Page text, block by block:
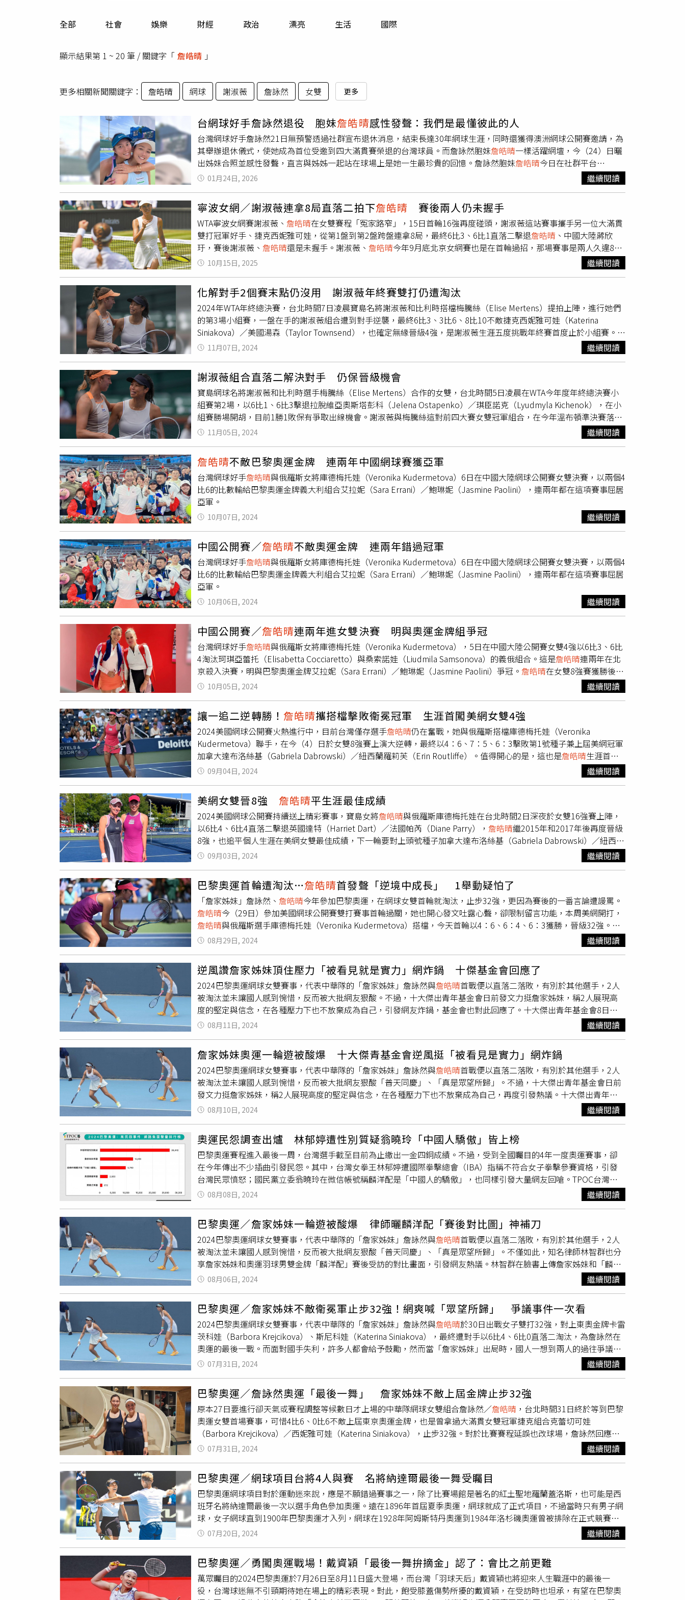
運勢
全部 社會 娛樂 財經 政治 漂亮 生活 國際
顯示結果第 1 ~ 20 筆 / 關鍵字「 詹皓晴 」
更多相關新聞關鍵字： 詹皓晴 網球 謝淑薇 詹詠然 女雙 更多
台網球好手詹詠然退役 胞妹詹皓晴感性發聲：我們是最懂彼此的人
台灣網球好手詹詠然21日無預警透過社群宣布退休消息，結束長達30年網球生涯，同時還獲得澳洲網球公開賽邀請，為
其舉辦退休儀式，使她成為首位受邀到四大滿貫賽榮退的台灣球員。而詹詠然胞妹詹皓晴一樣活躍網壇，今（24）日曬
出姊妹合照並感性發聲，直言與姊姊一起站在球場上是她一生最珍貴的回憶。詹詠然胞妹詹皓晴今日在社群平台
Instagram上傳與姊姊的多張合照，向即將退休的姊姊感性發聲，她在貼文中回顧兩人長達20年的並肩作戰時光，形容
也坦言，能與姊姊一同站上球場、征戰國際賽事，是她
一生中最珍貴的回憶，字裡行間流露出滿滿的不捨與感謝。面對姊妹選擇告別職業賽場，
她表示，退休並不是結束，而是人生另一個美好階段的開始，無論未來身在何處，都衷心祝福對方健康、快樂。貼文曝
光後，底下吸引不少網友與球迷留言致意，感謝這對姊妹檔多年來為台灣網壇寫下無數精彩篇章，也祝福她們在人生不
同階段，各自走出屬於自己的嶄新道路。回顧詹詠然網球生涯，她從6歲開始接觸網球，14歲就在澳網青少女組奪下雙
打冠軍，15歲又拿下澳網青少女單打冠軍。而詹詠然在2010年亞運獨拿2金1銀，成為民眾讚譽有加的台灣之光；之後詹
詠然在職業網壇也屢創佳績，特別是在2017年與辛吉絲（Martina Hingis）搭檔拿下美網冠軍，一度登上世界女雙球
貼文 從 Instagram 分享的貼文
01月24日, 2026 繼續閱讀
寧波女網／謝淑薇連拿8局直落二拍下詹皓晴 賽後兩人仍未握手
WTA寧波女網賽謝淑薇、 詹皓晴在女雙賽程「冤家路窄」，15日首輪16強再度碰頭，謝淑薇這站賽事攜手另一位大滿貫
雙打冠軍好手、捷克西妮雅可娃，從第1盤到第2盤跨盤連拿8局，最終6比3、6比1直落二擊退詹皓晴 、中國大陸蔣欣
玗，賽後謝淑薇、 詹皓晴還是未握手。謝淑薇、 詹皓晴今年9月底北京女網賽也是在首輪過招，那場賽事是兩人久違857
天再度於WTA巡迴賽交手，當時謝淑薇和拉脫維亞搭檔奧斯塔彭科以5比7、6比4、11比9險勝，賽後選手網前致意時謝
，也引起球迷討論，上周武漢女網賽兩人籤表又在同一邊，本來可能會在4強碰頭，不過謝
淑薇組合賽前退賽，
與隊友蔣欣玗止步8強。不過網球之神似乎要讓之前兩年多沒對壘過的謝淑薇、
復性對抗」，寧波站兩人又是雙打首輪就對上，謝淑薇和目前女雙世界第1西妮雅可娃都是四大賽雙打冠軍，儘管首度
合作還是發揮不錯，首盤先遭破發，在局數1比3落後下連搶5局而搶下盤數；第2盤開局謝淑薇連下3局延續氣勢，詹皓
晴組合雖要回1局，最後還是又連掉3局落敗。謝淑薇一個月內兩度擊敗詹皓晴，這次比賽結束當下西妮雅可娃先走上網
前和對手握手，謝淑薇則是把比賽用球打到觀眾席送給球迷，再去和對手致意，這次謝、詹仍未握手。謝淑薇、西妮雅
可娃將與大陸地主組合王欣瑜、鄭賽賽爭奪4強，謝淑薇曾和王欣瑜攜手在2023年法網女雙奪冠，這次化友為敵互相較
10月15日, 2025 繼續閱讀
化解對手2個賽末點仍沒用 謝淑薇年終賽雙打仍遭淘汰
2024年WTA年終總決賽，台北時間7日凌晨寶島名將謝淑薇和比利時搭檔梅騰絲（Elise Mertens）提拍上陣，進行她們
的第3場小組賽，一盤在手的謝淑薇組合遭到對手逆襲，最終6比3、3比6、8比10不敵捷克西妮雅可娃（Katerina
Siniakova）／美國湯森（Taylor Townsend），也確定無緣晉級4強，是謝淑薇生涯五度挑戰年終賽首度止於小組賽。首
盤謝淑薇組合在第8局破發，也是這一盤雙方唯一破發，並在第9局發球局克服2個破發點危機、成功保發並收下盤術；
不過西妮雅可娃／湯森今年溫布頓女雙4強曾擊敗過「謝梅配」，最後也帶走冠軍，實力自然不弱，第2盤中段連破「謝
分取得8比2領先優勢，但謝淑薇組合也韌性十足地連追4分縮小差距，西妮雅可娃／湯森率先9比6出現賽末點，謝淑薇
組合奮力化解2個賽末點，最終仍無奈落敗，最後謝淑薇組合分組戰績1勝2敗遭到淘汰，西妮雅可娃／湯森以3戰全勝、
分組第1之姿晉級4強，同組另一個晉級的組合，是分組戰績2勝1敗的美國瑪汀妮茲（Nicole Melichar-Martinez）／澳洲
裴芮茲（Ellen Perez）。WTA年終總決賽單、雙打僅各有8強獲得參賽資格，今年台灣選手謝淑薇、詹皓晴都以雙打前
進沙烏地阿拉伯首都利雅德，兩人小組賽也不同組，
和俄羅斯選手庫德梅托娃（Veronika Kudermetova）搭檔，
兩人小組賽前兩場1勝1敗，預計台北時間8日凌晨登場的第3場小組賽，要和目前也是1勝1敗的義大利組合艾拉妮（Sara
Errani）／鮑琳妮（Jasmine Paolini）爭奪出線機會。
11月07日, 2024 繼續閱讀
謝淑薇組合直落二解決對手 仍保晉級機會
寶島網球名將謝淑薇和比利時選手梅騰絲（Elise Mertens）合作的女雙，台北時間5日凌晨在WTA今年度年終總決賽小
組賽第2場，以6比1、6比3擊退拉脫維亞奧斯塔彭科（Jelena Ostapenko）／琪臣諾克（Lyudmyla Kichenok），在小
組賽勝場開胡，目前1勝1敗保有爭取出線機會。謝淑薇與梅騰絲這對前四大賽女雙冠軍組合，在今年溫布頓準決賽落敗
後，接著在辛辛那提大師賽跟美國網球公開賽都是一戰出局，來到年終總決賽，小組賽首場也遭逆轉，謝淑薇更是自從
巴黎奧運和同胞曹家宜止步8強賽，與梅騰絲等不同隊友搭配女雙，連續4站賽事首場就無奈淘汰，今天年終賽小組賽奪
勝，謝淑薇也走出女雙6連敗低潮。今年WTA年終總決賽總獎金1525萬美元，在沙烏地阿拉伯首都利雅德舉辦，謝淑薇
／梅騰絲目前小組賽完成2場、勝負各一，接下來要對抗目前小組賽2連勝暫居第1的捷克西妮雅可娃（Kateřina
Siniaková）／美國湯森（Taylor Townsend），必須全力爭取勝利。另一位寶島雙打女將詹皓晴，與俄羅斯庫德梅托娃
（Veronika Kudermetova）也取得年終賽參賽資格，兩人小組賽與謝淑薇組合不同組，首場賽事直落二飲恨，期待第2
場能扳回一城。
11月05日, 2024 繼續閱讀
詹皓晴不敵巴黎奧運金牌 連兩年中國網球賽獲亞軍
台灣網球好手詹皓晴與俄羅斯女將庫德梅托娃（Veronika Kudermetova）6日在中國大陸網球公開賽女雙決賽，以兩個4
比6的比數輸給巴黎奧運金牌義大利組合艾拉妮（Sara Errani）／鮑琳妮（Jasmine Paolini），連兩年都在這項賽事屈居
亞軍。
10月07日, 2024 繼續閱讀
中國公開賽／詹皓晴不敵奧運金牌 連兩年錯過冠軍
台灣網球好手詹皓晴與俄羅斯女將庫德梅托娃（Veronika Kudermetova）6日在中國大陸網球公開賽女雙決賽，以兩個4
比6的比數輸給巴黎奧運金牌義大利組合艾拉妮（Sara Errani）／鮑琳妮（Jasmine Paolini），連兩年都在這項賽事屈居
亞軍。
10月06日, 2024 繼續閱讀
中國公開賽／詹皓晴連兩年進女雙決賽 明與奧運金牌組爭冠
台灣網球好手詹皓晴與俄羅斯女將庫德梅托娃（Veronika Kudermetova），5日在中國大陸公開賽女雙4強以6比3、6比
4淘汰珂琪亞蕾托（Elisabetta Cocciaretto）與桑索諾娃（Liudmila Samsonova）的義俄組合。這是詹皓晴連兩年在北
京殺入決賽，明與巴黎奧運金牌艾拉妮（Sara Errani）／鮑琳妮（Jasmine Paolini）爭冠。 詹皓晴在女雙8強賽獲勝後，
與現場觀眾開心合照。（圖／劉雪貞提供）中國公開賽是等級僅次於四大賽與年終賽的WTA 1000等級巡迴賽，詹皓晴去
改與美網搭檔庫德梅托娃出征北京，
WTA 1000賽事的冠軍戰，將於周日下午4時半尋求3度殺入中國賽決賽的首座冠軍，對手義大利組合今天歷經超級搶10
才淘汰美國對手。
10月05日, 2024 繼續閱讀
讓一追二逆轉勝！ 詹皓晴攜搭檔擊敗衛冕冠軍 生涯首闖美網女雙4強
2024美國網球公開賽火熱進行中，目前台灣僅存選手詹皓晴仍在奮戰，她與俄羅斯搭檔庫德梅托娃（Veronika
Kudermetova）聯手，在今（4）日於女雙8強賽上演大逆轉，最終以4：6、7：5、6：3擊敗第1號種子兼上屆美網冠軍
加拿大達布洛絲基（Gabriela Dabrowski）／紐西蘭羅莉芙（Erin Routliffe）。值得開心的是，這也是詹皓晴生涯首度
闖進美網雙打4強。現年30歲的
，曾在2015年及2017年美網兩度打進女雙8強，生涯大滿貫女雙最佳成績則是在
2017年的溫網，她成功打進冠軍戰拿下亞軍。而今年她再次出戰美網，與庫德梅托娃在美網名列大會第10種子。女雙8
和庫德梅托娃對上衛冕冠軍、頭號種子的達布洛絲基及羅莉芙組合。首盤她們以4：6落後，次盤激戰至
第12局，好在2人即時回穩成功破發，以7：5扳回一城。決勝第3盤，
不利局面，經過幾次來回，雙方更歷經3次「丟士」後，2人成功拿下勝利，以6：3逆轉勝利，全程耗時2小時23分鐘，
拿下美網女雙4強門票。對此，詹皓晴賽後坦言，「我們不斷告訴彼此不要放棄，專注在每顆球上，我們在等待屬於我
們的機會」。據了解，詹皓晴與庫德梅托娃晉級後，將在4強戰對上大會第7種子烏克蘭琪切諾克（Lyudmyla
Kichenok）／拉脫維亞歐絲塔潘珂（Jelena Ostapenko），其中歐絲塔潘珂過去曾是法網女單冠軍。
09月04日, 2024 繼續閱讀
美網女雙晉8強 詹皓晴平生涯最佳成績
2024美國網球公開賽持續送上精彩賽事，寶島女將詹皓晴與俄羅斯庫德梅托娃在台北時間2日深夜於女雙16強賽上陣，
以6比4、6比4直落二擊退英國達特（Harriet Dart）／法國帕芮（Diane Parry）， 詹皓晴繼2015年和2017年後再度晉級
8強，也追平個人生涯在美網女雙最佳成績，下一輪要對上頭號種子加拿大達布洛絲基（Gabriela Dabrowski）／紐西蘭
蘿特菲（Erin Routliffe）。第1盤
組合破了對手兩個發球局而在局數上取得5比2領先，在邁向拿下盤數的發球局
組合化解了對手8個破發點，但也錯過3個盤末
點，最後因為庫德梅托娃連續兩分都是網前回擊未過掉分，讓對手在這局第9個破發點終於完成這場比賽第1個破發，這
局兩邊打了17分31秒。第1盤第9局換英法組合發球，詹皓晴組合雖曾40比15再度成功保發再追回1局，第10局庫德梅托
娃（Veronika Kudermetova）發球，一口氣40比0再度出現盤末點，這次和詹皓晴好好把握，透過戰術搭配製造詹皓晴
網前扣殺得分，終於拿下這盤。第2盤一開始雙方互破發球局，接下來互保發球局，直到第9局，詹皓晴 組合在分數40比
15領先優勢下破發，第10局庫德梅托娃發球，順利在第1個賽末點就收下勝利。
09月03日, 2024 繼續閱讀
巴黎奧運首輪遭淘汰…詹皓晴首發聲「逆境中成長」 1舉動疑怕了
「詹家姊妹」詹詠然、 詹皓晴今年參加巴黎奧運，在網球女雙首輪就淘汰，止步32強，更因為賽後的一番言論遭謾罵。
詹皓晴今（29日）參加美國網球公開賽雙打賽事首輪過關，她也開心發文吐露心聲，卻限制留言功能，本周美網開打，
詹皓晴與俄羅斯選手庫德梅托娃（Veronika Kudermetova）搭檔，今天首輪以4：6、6：4、6：3獲勝，晉級32強。賽
後 詹皓晴在臉書發文，寫下：「逆境中成長，網球是我在很艱難的時候還在堅持努力做的事」，興奮宣布美網女雙晉級
32強，「謝謝始終相信我的球迷朋友們，你們是我存在的意義，也是我堅持下去的動力～下一場繼續一起吶喊吧」。詹
此底下沒有人留言，疑似是擔心再度遭到外界批評，才會出此下策。詹皓晴 禁止網友留言。（圖／翻攝自
Chan臉書）據了解，巴黎奧運賽前，詹詠然靠保護排名取得奧運資格，不過姊妹倆首輪就出局，以4：6、0：6遭直落二
淘汰，詹詠然更在賽後表示：「自己10個月沒有比賽，能夠打完比賽，然後甚至於可以給對方一些壓力，我覺得對我自
己來說已經是非常好的一個經驗了」。不料這番話引來大批網友砲轟，砲轟詹家姊妹根本是「奧運一輪遊」，「10個月
沒比賽，為什麼不給更努力，更有可能的選手一個機會？」
08月29日, 2024 繼續閱讀
逆風讚詹家姊妹頂住壓力「被看見就是實力」網炸鍋 十傑基金會回應了
2024巴黎奧運網球女雙賽事，代表中華隊的「詹家姊妹」詹詠然與詹皓晴首戰便以直落二落敗，有別於其他選手，2人
被淘汰並未讓國人感到惋惜，反而被大批網友狠酸。不過，十大傑出青年基金會日前發文力挺詹家姊妹，稱2人展現高
度的堅定與信念，在各種壓力下也不放棄成為自己，引發網友炸鍋，基金會也對此回應了。十大傑出青年基金會8日在
臉書發文，「即使因『女雙排名總和是否能入圍僅24席的奧運參賽資格』的考量而承受巨大壓力，詹詠然與 詹皓晴最後
堅定選擇聯手面對挑戰！能被看見就是實力，兩位在實現夢想的旅途上，總是展現高度的堅定與信念，在各種壓力下也
不放棄成為自己，祝福兩位未來能持續在球場上締造佳績！謝謝詹詠然十傑、
言「可以打到奧運又不中暑很困難的好嗎」、「實至名歸！畢竟詹醬油姐妹花，好歹也是給上屆金牌選手相當大的壓力
呢」、「我覺得她們可以入選十大代購青年或十大被討厭青年之類的」、「好不容易罵聲消停了，小編這樣一搞，她們
又要被罵一段時間了」、「雖然我們都知道他們詹家的資源人脈有多深，但每次都搞這種不演的戲來寵女兒，真的很難
看」。對此，基金會發出聲明回應，指該2位十傑當選人皆在該年度其領域有貢獻與傑出事蹟，並獲選為該屆「十大傑
出青年」之一，且已代表台灣參加2024奧運比賽項目，故此本會用發文的方式對2位代表國家登上國際賽場出賽一事表
以感謝之意。若因此則貼文對當事人與社會大眾觀感帶來負面影響及不諒解，本會深感遺憾。聲明提到，「十大傑出青
年」獎項，係由青商總會每年組成評選委員會評選得奬。十傑基金會的宗旨是希望滙聚歷屆十傑當選人的能量，進一步
貢獻社會，或許力有不逮，但是十傑基金會誠摯地去努力，也虚心接受社會各界的關心、鼓勵、批評。十傑基金會的本
意是期待台灣的選手們在2024巴黎奧運能創造佳績，並讓世界看見台灣的精神。
08月11日, 2024 繼續閱讀
詹家姊妹奧運一輪遊被酸爆 十大傑青基金會逆風挺「被看見是實力」網炸鍋
2024巴黎奧運網球女雙賽事，代表中華隊的「詹家姊妹」詹詠然與詹皓晴首戰便以直落二落敗，有別於其他選手，2人
被淘汰並未讓國人感到惋惜，反而被大批網友狠酸「普天同慶」、「真是眾望所歸」。不過，十大傑出青年基金會日前
發文力挺詹家姊妹，稱2人展現高度的堅定與信念，在各種壓力下也不放棄成為自己，再度引發熱議。十大傑出青年基
金會8日在臉書發文，「即使因『女雙排名總和是否能入圍僅24席的奧運參賽資格』的考量而承受巨大壓力，詹詠然與
最後堅定選擇聯手面對挑戰！能被看見就是實力，兩位在實現夢想的旅途上，總是展現高度的堅定與信念，在各
不少網友留言「可以打到奧運又不中暑很困難的好嗎」、「實至名歸！畢竟詹醬油姐妹花，好歹也是給上屆金牌選手相
當大的壓力呢」、「我覺得她們可以入選十大代購青年或十大被討厭青年之類的」、「好不容易罵聲消停了，小編這樣
一搞，她們又要被罵一段時間了」、「雖然我們都知道他們詹家的資源人脈有多深，但每次都搞這種不演的戲來寵女
兒，真的很難看」。回顧詹家姊妹的爭議事件，首先是2014年仁川亞運，當時排名較高的謝淑薇選擇詹詠然為雙打搭
檔，後者卻堅持與妹妹
搭配，網協也支持詹家姊妹組合，更放話若謝不打個人賽就會遭除名，連謝淑薇父親的教
練資格也會被換掉，最後謝淑薇同意和詹謹瑋搭檔打女雙，最終成績為謝淑薇詹謹瑋銀牌，詹家姐妹銅牌。2016年里約
奧運，當時中華隊有5名選手出戰，但只能帶2名教練，按照過去標準，教練應該優先派給「單打和雙打都入選」的選
手，然而網協卻決定派教練給個人排名較低，且只打雙打的詹家姊妹，甚至要謝淑薇吞下委屈「相忍為國」，讓謝氣得
退出奧運與中華網球代表隊，並放話永不接受國家徵召。最後則是2017年台北世大運，當年詹家姊妹報名網球女雙和混
雙，詹詠然的混雙搭檔是謝淑薇弟弟謝政鵬，結果詹家姊妹拿到世大運女雙金牌後，詹詠然竟藉口中暑放棄混雙比賽，
導致謝政鵬不戰而敗，事後被抓包早飛往美國備戰美網，最後拿到女雙冠軍，讓不少人難以接受，痛批「占著茅坑不拉
屎」。
08月10日, 2024 繼續閱讀
奧運民怨調查出爐 林郁婷遭性別質疑翁曉玲「中國人驕傲」皆上榜
巴黎奧運賽程進入最後一周，台灣選手截至目前為止繳出一金四銅成績。不過，受到全國矚目的4年一度奧運賽事，卻
在今年傳出不少插曲引發民怨。其中，台灣女拳王林郁婷遭國際拳擊總會（IBA）指稱不符合女子拳擊參賽資格，引發
台灣民眾憤怒；國民黨立委翁曉玲在微信帳號稱麟洋配是「中國人的驕傲」，也同樣引發大量網友回嗆。TPOC台灣議
題研究中心藉由QuickseeK快析輿情資料庫蒐集巴黎奧運期間的網路聲量，並彙整其中吸引負面聲量砲火的「高民怨事
件」。TPOC指出，台灣女拳王林郁婷遭國際拳擊總會（IBA）指稱不符合女子拳擊參賽資格，引發台灣民眾憤怒，相關
負面聲量超過2.3萬則，居負面聲量之冠，事發後體育署提出嚴正抗議，中華奧會也由律師發警告信函給國際拳總，宣稱
必要時將提告；另外代表中華隊出戰網球女雙的「詹家姊妹」詹詠然與詹皓晴首戰直落二落敗，被大批網友酸爆，負面
聲量超過1.2萬則排名第二。TPOC台灣議題研究中心藉由QuickseeK快析輿情資料庫蒐集巴黎奧運期間的網路聲量，並
彙整其中吸引負面聲量砲火的「高民怨事件」。（圖／翻攝TPOC）TPOC表示，除了上述2則攸關選手的重大新聞事件
外，國民黨立委翁曉玲在微信帳號稱麟洋配是「中國人的驕傲」，也同樣引發大量網友回嗆「舔共」、「中國人回中國
去」、「誰跟你是中國人，我是台灣人」等語，負面留言灌爆翁的臉書，讓翁曉玲短時間累積9.7千則負聲量，位居負面
聲量排行榜第三名。TPOC指出，奧運比賽轉播也引發不少民怨，有不少網友抱怨「看不到奧運比賽」，因為大部分賽
事轉播權集中於特定付費平台，導致一般民眾無法觀看奧運賽事，不少政治人物都有批評聲浪指出，教育部提供轉播補
助包含帕運共8000萬元，但公視與華視轉播賽事有限，賽事有一搭沒一搭，讓愛好體育、想從頭到尾幫「台灣之光」加
油的觀眾們無法盡情參與，截至調查期間結束為止，與奧運比賽轉播有關的負面聲量累積將近3千則。
08月08日, 2024 繼續閱讀
巴黎奧運／詹家姊妹一輪遊被酸爆 律師曬麟洋配「賽後對比圖」神補刀
2024巴黎奧運網球女雙賽事，代表中華隊的「詹家姊妹」詹詠然與詹皓晴首戰便以直落二落敗，有別於其他選手，2人
被淘汰並未讓國人感到惋惜，反而被大批網友狠酸「普天同慶」、「真是眾望所歸」。不僅如此，知名律師林智群也分
享詹家姊妹和奧運羽球男雙金牌「麟洋配」賽後受訪的對比畫面，引發網友熱議。林智群在臉書上傳詹家姊妹和「麟洋
配」賽後受訪的對比畫面，只見詹詠然與
在遭到淘汰後表示，「我們給對手相當大的一個壓力」；相較之下，李
洋與王齊麟即便拿下奧運金牌，受訪時仍謙虛地說「對手其實也給我們非常大的壓力」。林智群直言「聽起來好像拿金
牌的是上面這組？」強調說話的藝術很重要。對此，網友紛紛留言「失敗者不謙虛，成功者皆謙虛，人品真的決定成功
還是失敗」、「上面那組好像也說了自己十個月沒比賽是不是，所以來巴黎代購？」、「十個月沒比賽（右邊那位把自
己養的豐腴滋潤），上場就被打趴還能自我感覺良好說給對方相當大的壓力」、「膨風姐妹，比賽是自以為去給對方壓
力，沒打算要贏的？」回顧詹家姊妹的爭議事件，首先是2014年仁川亞運，當時排名較高的謝淑薇選擇詹詠然為雙打搭
檔，後者卻堅持與妹妹詹皓晴搭配，網協也支持詹家姊妹組合，更放話若謝不打個人賽就會遭除名，連謝淑薇父親的教
練資格也會被換掉，最後謝淑薇同意和詹謹瑋搭檔打女雙，最終成績為謝淑薇詹謹瑋銀牌，詹家姐妹銅牌。2016年里約
奧運，當時中華隊有5名選手出戰，但只能帶2名教練，按照過去標準，教練應該優先派給「單打和雙打都入選」的選
手，然而網協卻決定派教練給個人排名較低，且只打雙打的詹家姊妹，甚至要謝淑薇吞下委屈「相忍為國」，讓謝氣得
退出奧運與中華網球代表隊，並放話永不接受國家徵召。最後則是2017年台北世大運，當年詹家姊妹報名網球女雙和混
雙，詹詠然的混雙搭檔是謝淑薇弟弟謝政鵬，結果詹家姊妹拿到世大運女雙金牌後，詹詠然竟藉口中暑放棄混雙比賽，
導致謝政鵬不戰而敗，事後被抓包早飛往美國備戰美網，最後拿到女雙冠軍，讓不少人難以接受，痛批「占著茅坑不拉
屎」。（圖／翻攝自林智群律師（klaw）臉書）
08月06日, 2024 繼續閱讀
巴黎奧運／詹家姊妹不敵衛冕軍止步32強！網爽喊「眾望所歸」 爭議事件一次看
2024巴黎奧運網球女雙賽事，代表中華隊的「詹家姊妹」詹詠然與詹皓晴於30日出戰女子雙打32強，對上東奧金牌卡雷
茨科娃（Barbora Krejcikova）、斯尼科娃（Katerina Siniakova），最終遭對手以6比4、6比0直落二淘汰，為詹詠然在
奧運的最後一戰。而面對國手失利，許多人都會給予鼓勵，然而當「詹家姊妹」出局時，國人一想到兩人的過往爭議，
則會紛紛「普天同慶」，直呼「真是眾望所歸」。「詹家姊妹」的父親詹元良原是網球教練，而後建立了一個私人網球
場，詹家姊妹受父親啟蒙開始從事網球運動，詹詠然8歲時就越級挑戰12歲組獲得冠軍，而後從2012年開始，詹家姊妹
開始以搭檔形式搭配出賽。但兩人的職業生涯至今也爭議一籮筐，最早可回到10年前的2014年仁川亞運，當時謝淑薇選
擇詹詠然為雙打搭檔，認為與詹搭檔女雙組合較佳，卻遭詹拒絕，且網協也支持詹家姊妹組合，更放話若謝不打個人賽
就會遭除名，連謝淑薇父親的教練資格也會被換掉，最後謝淑薇同意和詹謹瑋搭檔打女雙，最終成績為謝淑薇詹謹瑋銀
牌，詹家姐妹銅牌。2016年里約奧運的「教練事件」，當時出戰5名選手，但只能帶2名教練，網協則決定派個人排名較
低，且只打雙打的詹家姊妹的教練，但據2008年及2012年奧運選擇教練的標準，教練人選應是由「單打和雙打都入選」
的人決定，單雙打都入圍的謝淑薇卻沒有獲得教練進場指導的資格，網協不僅回覆規定早就改了，對謝協商時更直接拍
桌，還要謝淑薇吞下委屈「相忍為國」，導致謝退出當年賽事與中華民國網球代表隊，放話永不接受國家徵召。2017年
台北世大運的「中暑棄賽」更是引起全國撻伐，當年詹家姊妹報名網球女雙和混雙，詹詠然的混雙搭檔是謝淑薇弟弟謝
政鵬，但在詹家姐妹獲得世大運女雙金牌後，詹詠然竟宣布自己中暑了，放棄與謝政鵬搭檔的混雙四強賽，導致謝政鵬
不戰而敗，而後詹詠然其實飛到美國為美網賽事備戰，最後拿到女雙冠軍。到了2024巴黎奧運，奧運網球女雙項目，每
個國家可以有2組選手報名參賽，外界質疑女雙世界排名28名的詹皓晴，沒選擇近期合作的吳芳嫺，而是因傷從去年10
月沒再出賽、世界排名下滑到147名的詹詠然。對此，詹詠然強調，這些都是照規定做的決定，並以能進名單最大機率
的組合為主；自己是以取得參賽權為最高目標，也無法替吳芳嫺回應。
07月31日, 2024 繼續閱讀
巴黎奧運／詹詠然奧運「最後一舞」 詹家姊妹不敵上屆金牌止步32強
原本27日要進行卻天氣或賽程調整等候數日才上場的中華隊網球女雙組合詹詠然／詹皓晴 ，台北時間31日終於等到巴黎
奧運女雙首場賽事，可惜4比6、0比6不敵上屆東京奧運金牌，也是曾拿過大滿貫女雙冠軍捷克組合克蕾切可娃
（Barbora Krejcikova）／西妮雅可娃（Katerina Siniakova），止步32強。對於比賽賽程延誤也改球場，詹詠然回應：
「沒有怎麼想。雖然以為昨天、前天會打，但是就沒上賽場，我們也沒有辦法改變任何事情，只能接受大會安排。當然
對手也有單打比賽，所以不是我們可以控制，就是盡量在3天內做好1天有1天的備戰。」談到比賽從一開始對手的發球
局逼出過7個破發點卻沒能破發，到第1盤後段跨第2盤連丟9局，詹詠然分析：「一開始下去可能她們兩個也很久沒有跟
我們打了，對我們稍微陌生。一上去我們比較主動，只是很可惜關鍵分她們發球落點蠻好的，前排cover範圍大，一開
始很可惜沒趁那時把比數拉開，如果可以多破1局或2局，其實第1盤會有很大改變。第2盤對手在戰術上掌握更好更主動
一些，相對比賽就有點被拉開。」詹詠然因為身體狀況休息了10個月才回到球場，可能也是自己最後一次奧運，她說：
「止步首輪對我來講可能也不是太大遺憾，因為前10個月不知道自己什麼時候才能再比賽。今天能回到賽場上享受比賽
的感覺，我覺得很幸運、很幸福，覺得已經是夢想成真。」由於今年奧運在歐洲國家舉辦，現場不少捷克球迷大力聲
加油，「這是我很感動的地方，如果我的中華隊生涯就此結束，我也覺
得沒有什麼好遺憾的了，因為網球就是如此，輸或贏都是一部分。接下來職業賽還是會打，可能不會像以前密集，就看
身體狀況，能夠享受多久就享受多久。」
07月31日, 2024 繼續閱讀
巴黎奧運／網球項目台將4人與賽 名將納達爾最後一舞受矚目
巴黎奧運網球項目對於運動迷來說，應是不願錯過賽事之一，除了比賽場館是著名的紅土聖地羅蘭蓋洛斯，也可能是西
班牙名將納達爾最後一次以選手角色參加奧運。遠在1896年首屆夏季奧運，網球就成了正式項目，不過當時只有男子網
球，女子網球直到1900年巴黎奧運才入列，網球在1928年阿姆斯特丹奧運到1984年洛杉磯奧運曾被排除在正式競賽項
目外，但在1968年墨西哥及1984年洛杉磯的兩屆奧運被列入表演項目，1988年漢城奧運恢復為正式項目。奧運網球過
去金牌主要落在歐洲、美洲地區國家手上，英國名將莫瑞是史上第1位在奧運完成金牌連霸的球員，他在2012倫敦、
2016里約奧運達此成就，今年奧運值得期待的球星之一，不外乎西班牙名將納達爾，近年飽受傷勢困擾的他，應該是奧
運最後一舞，加上又是在他曾14次摘冠的法網賽場，將吸引不少球迷朝聖。巴黎奧運網球項目將從7月27日進行到8月4
日，設有男單、女單、男雙、女雙及混雙5個小項，共有172個參賽名額，為了男女平權，男女各86個參賽名額，每個代
表團最多派6名男選手、6名女選手參賽；每個代表團在單打最多可獲4席。至於男雙、女雙，每個代表團最多兩組人
07月20日, 2024 繼續閱讀
巴黎奧運／勇闖奧運戰場！戴資穎「最後一舞拚摘金」認了：會比之前更難
萬眾矚目的2024巴黎奧運於7月26日至8月11日盛大登場，而台灣「羽球天后」戴資穎也將迎來人生職涯中的最後一
役，台灣球迷無不引頸期待她在場上的精彩表現。對此，飽受膝蓋傷勢所擾的戴資穎，在受訪時也坦承，有望在巴黎奧